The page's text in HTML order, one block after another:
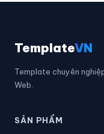
TemplateVN
Template chuyên
Web.
SẢN PHẨM